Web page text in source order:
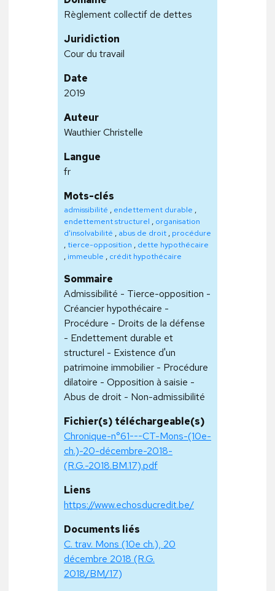
Règlement collectif de dettes
Juridiction
Cour du travail
Date
2019
Auteur
Wauthier Christelle
Langue
fr
Mots-clés
admissibilité , endettement durable ,
endettement structurel , organisation
d'insolvabilité , abus de droit , procédure
,tierce-opposition , dette hypothécaire
, immeuble , crédit hypothécaire
Sommaire
Admissibilité - Tierce-opposition -
Créancier hypothécaire -
Procédure - Droits de la défense
- Endettement durable et
structurel - Existence d'un
patrimoine immobilier - Procédure
dilatoire - Opposition à saisie -
Abus de droit - Non-admissibilité
Fichier(s) téléchargeable(s)
Chronique-n°61---CT-Mons-(10e-
ch.)-20-décembre-2018-
(R.G.-2018.BM.17).pdf
Liens
https://www.echosducredit.be/
Documents liés
C. trav. Mons (10e ch.), 20
décembre 2018 (R.G.
2018/BM/17)